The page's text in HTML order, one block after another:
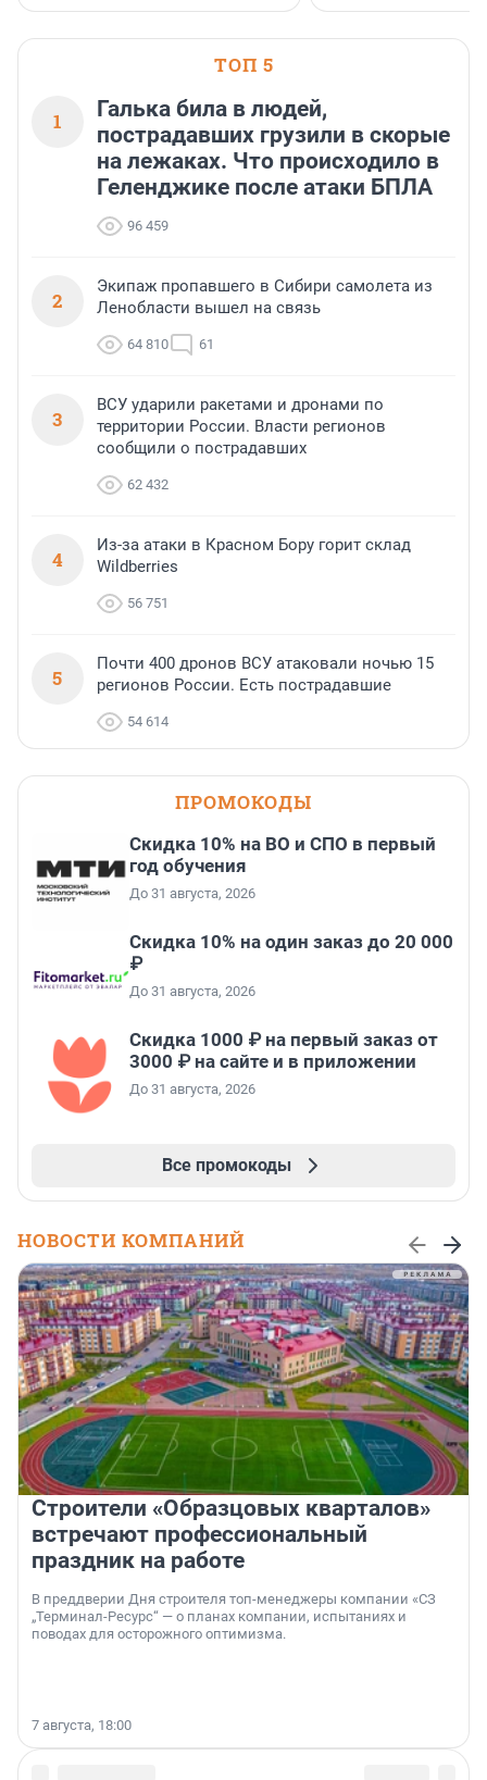
ТОП 5
1
Галька била в людей,
пострадавших грузили в скорые
на лежаках. Что происходило в
Геленджике после атаки БПЛА
96 459
2
Экипаж пропавшего в Сибири самолета из
Ленобласти вышел на связь
64 810 61
3
ВСУ ударили ракетами и дронами по
территории России. Власти регионов
сообщили о пострадавших
62 432
4
Из-за атаки в Красном Бору горит склад
Wildberries
56 751
5
Почти 400 дронов ВСУ атаковали ночью 15
регионов России. Есть пострадавшие
54 614
ПРОМОКОДЫ
Скидка 10% на ВО и СПО в первый
год обучения
До 31 августа, 2026
Скидка 10% на один заказ до 20 000
₽
До 31 августа, 2026
Скидка 1000 ₽ на первый заказ от
3000 ₽ на сайте и в приложении
До 31 августа, 2026
Все промокоды
НОВОСТИ КОМПАНИЙ
Строители «Образцовых кварталов»
встречают профессиональный
праздник на работе
В преддверии Дня строителя топ-менеджеры компании «СЗ
„Терминал-Ресурс“ — о планах компании, испытаниях и
поводах для осторожного оптимизма.
7 августа, 18:00